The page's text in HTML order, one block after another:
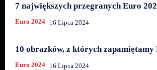
7 największych przegranych Euro
Euro 2024 16 Lipca 2024
10 obrazków, z których zapamiętamy
Euro 2024 16 Lipca 2024